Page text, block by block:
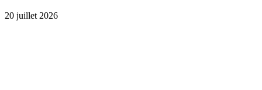
20 juillet 2026